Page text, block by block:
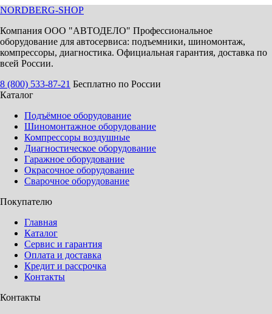
NORDBERG-SHOP
Компания ООО "АВТОДЕЛО" Профессиональное
оборудование для автосервиса: подъемники, шиномонтаж,
компрессоры, диагностика. Официальная гарантия, доставка по
всей России.
8 (800) 533-87-21 Бесплатно по России
Каталог
Подъёмное оборудование
Шиномонтажное оборудование
Компрессоры воздушные
Диагностическое оборудование
Гаражное оборудование
Окрасочное оборудование
Сварочное оборудование
Покупателю
Главная
Каталог
Сервис и гарантия
Оплата и доставка
Кредит и рассрочка
Контакты
Контакты